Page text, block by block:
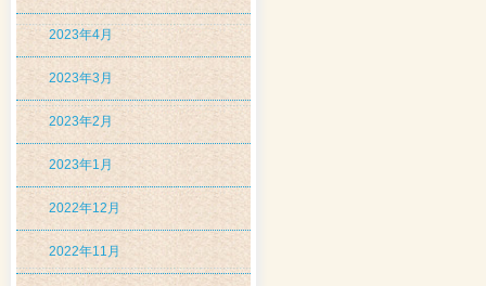
2023年4月
2023年3月
2023年2月
2023年1月
2022年12月
2022年11月